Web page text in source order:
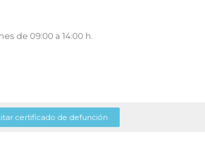
de 09:00 a 14:00 h.
certificado de defunción